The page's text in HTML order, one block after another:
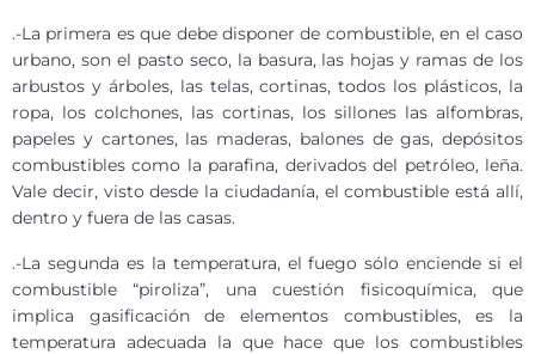
.-La primera es que debe disponer de combustible, en el caso
urbano, son el pasto seco, la basura, las hojas y ramas de los
arbustos y árboles, las telas, cortinas, todos los plásticos, la
ropa, los colchones, las cortinas, los sillones las alfombras,
papeles y cartones, las maderas, balones de gas, depósitos
combustibles como la parafina, derivados del petróleo, leña.
Vale decir, visto desde la ciudadanía, el combustible está allí,
dentro y fuera de las casas.
.-La segunda es la temperatura, el fuego sólo enciende si el
combustible “piroliza”, una cuestión fisicoquímica, que
implica gasificación de elementos combustibles, es la
temperatura adecuada la que hace que los combustibles